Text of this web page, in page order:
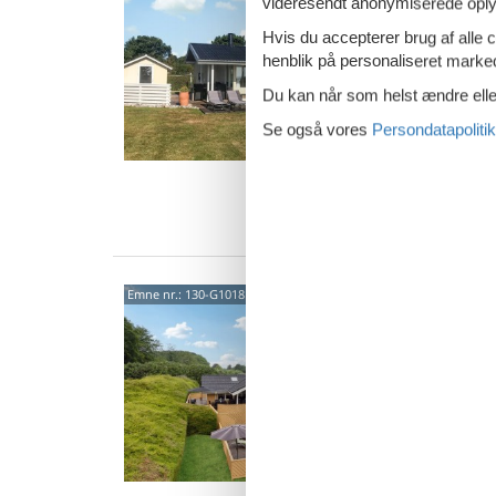
5,0
Emne nr.: 130-G10181
Hvis du accepterer brug af alle
henblik på personaliseret
Du kan når som helst ændre
Se også vores Persondatapolitik